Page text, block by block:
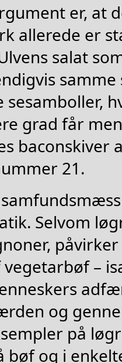
er, at
allerede er
salat
samme
sesamboller,
grad får
baconskiver
21.
Selvom
–
og
på
bøf og i